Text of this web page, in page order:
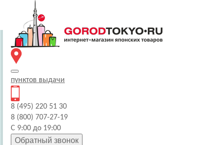
пунктов выдачи
8 (495) 220 51 30
8 (800) 707-27-19
С 9:00 до 19:00
Обратный звонок